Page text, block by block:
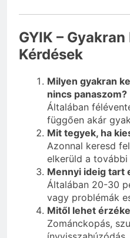
GYIK –
Kérdések
Milyen gyakran
nincs panaszom?
Általában
függően akár
Mit tegyek, ha
Azonnal keresd
elkerüld a
Mennyi ideig tart
Általában 20-30
vagy problémák
Mitől lehet
Zománckopás,